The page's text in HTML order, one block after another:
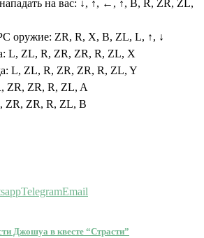
на вас: ↓, ↑, ←, ↑, B, R, ZR, ZL,
оружие: ZR, R, X, B, ZL, L, ↑, ↓
L, ZL, R, ZR, ZR, R, ZL, X
L, ZL, R, ZR, ZR, R, ZL, Y
ZR, ZR, R, ZL, A
ZR, ZR, R, ZL, B
TelegramEmail
Джошуа в квесте “Страсти”